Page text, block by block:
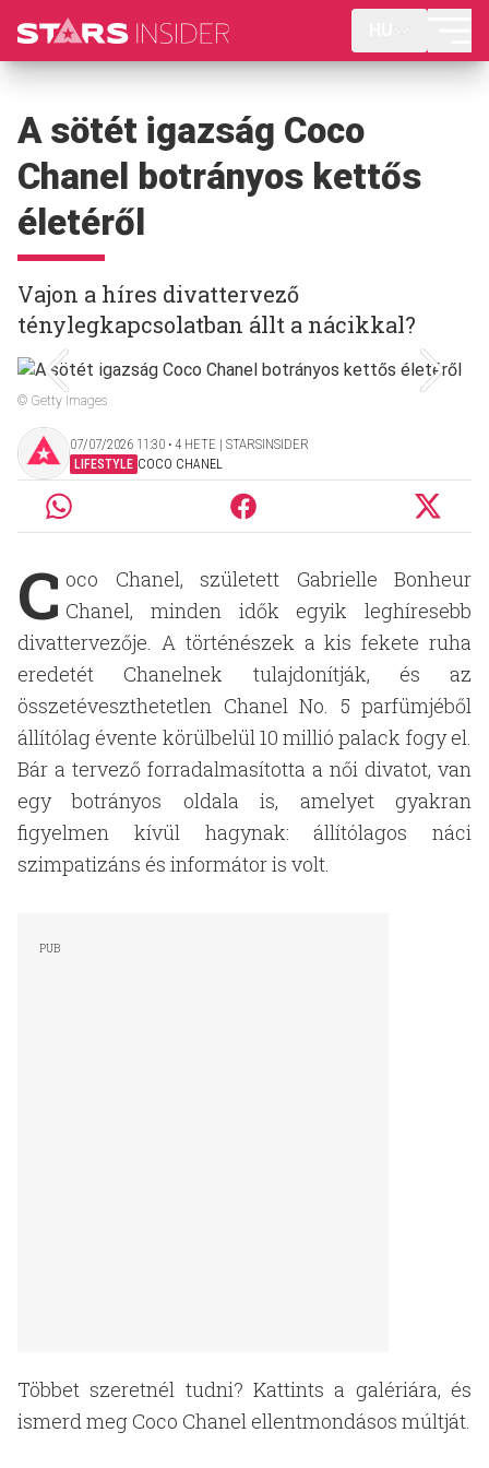
A sötét igazság Coco
Chanel botrányos kettős
életéről
Vajon a híres divattervező
ténylegkapcsolatban állt a nácikkal?
© Getty Images
07/07/2026 11:30 ‧ 4 HETE | STARSINSIDER
LIFESTYLE COCO CHANEL
C oco Chanel, született Gabrielle Bonheur
Chanel, minden idők egyik leghíresebb
divattervezője. A történészek a kis fekete ruha
eredetét Chanelnek tulajdonítják, és az
összetéveszthetetlen Chanel No. 5 parfümjéből
állítólag évente körülbelül 10 millió palack fogy el.
Bár a tervező forradalmasította a női divatot, van
egy botrányos oldala is, amelyet gyakran
figyelmen kívül hagynak: állítólagos náci
szimpatizáns és informátor is volt.
Többet szeretnél tudni? Kattints a galériára, és
ismerd meg Coco Chanel ellentmondásos múltját.